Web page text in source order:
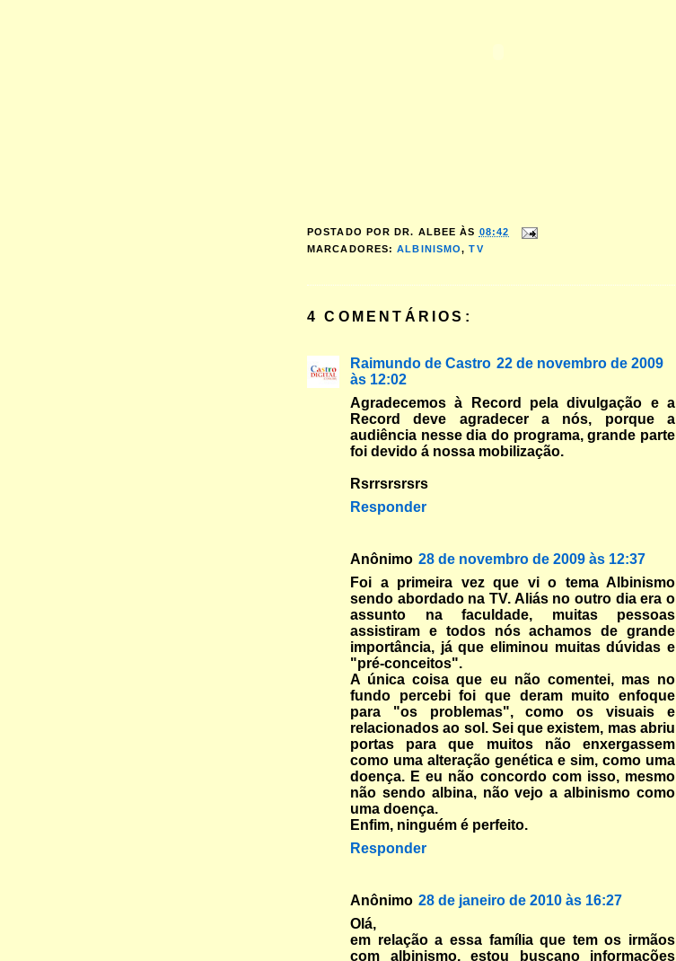
POSTADO POR DR. ALBEE ÀS 08:42
MARCADORES:ALBINISMO,TV
4 COMENTÁRIOS:
Raimundo de Castro 22 de novembro de 2009
às 12:02
Agradecemos à Record pela divulgação e a
Record deve agradecer a nós, porque a
audiência nesse dia do programa, grande parte
foi devido á nossa mobilização.
Rsrrsrsrsrs
Responder
Anônimo 28 de novembro de 2009 às 12:37
Foi a primeira vez que vi o tema Albinismo
sendo abordado na TV. Aliás no outro dia era o
assunto na faculdade, muitas pessoas
assistiram e todos nós achamos de grande
importância, já que eliminou muitas dúvidas e
"pré-conceitos".
A única coisa que eu não comentei, mas no
fundo percebi foi que deram muito enfoque
para "os problemas", como os visuais e
relacionados ao sol. Sei que existem, mas abriu
portas para que muitos não enxergassem
como uma alteração genética e sim, como uma
doença. E eu não concordo com isso, mesmo
não sendo albina, não vejo a albinismo como
uma doença.
Enfim, ninguém é perfeito.
Responder
Anônimo 28 de janeiro de 2010 às 16:27
Olá,
em relação a essa família que tem os irmãos
com albinismo, estou buscano informações